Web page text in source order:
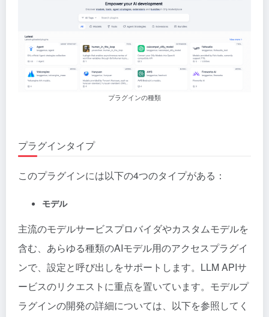
プラグインの種類
プラグインタイプ
このプラグインには以下の4つのタイプがある：
モデル
主流のモデルサービスプロバイダやカスタムモデルを
含む、あらゆる種類のAIモデル用のアクセスプラグイ
ンで、設定と呼び出しをサポートします。LLM APIサ
ービスのリクエストに重点を置いています。モデルプ
ラグインの開発の詳細については、以下を参照してく